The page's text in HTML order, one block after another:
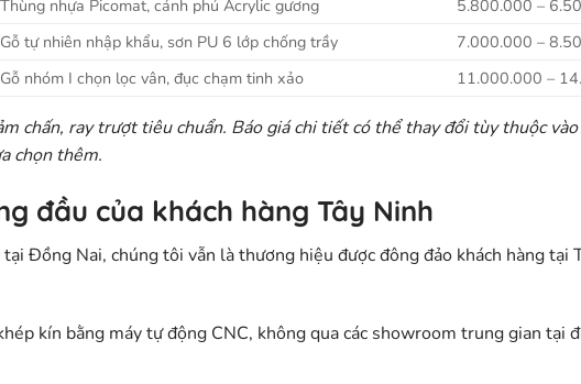
Thùng nhựa Picomat, cánh phủ Acrylic gương
5.800.000 –
Gỗ tự nhiên nhập khẩu, sơn PU 6 lớp chống trầy
7.000.000 –
Gỗ nhóm I chọn lọc vân, đục chạm tinh xảo 11.000.000 –
chấn, ray trượt tiêu chuẩn. Báo giá chi tiết có thể thay đổi tùy thuộc
chọn thêm.
đầu của khách hàng Tây Ninh
Đồng Nai, chúng tôi vẫn là thương hiệu được đông đảo khách hàng tại
kín bằng máy tự động CNC, không qua các showroom trung gian tại